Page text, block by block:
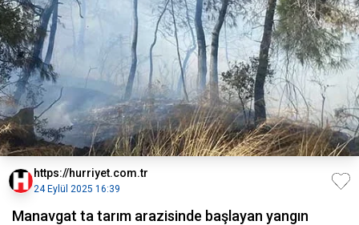
https://hurriyet.com.tr
24 Eylül 2025 16:39
Manavgat ta tarım arazisinde başlayan yangın